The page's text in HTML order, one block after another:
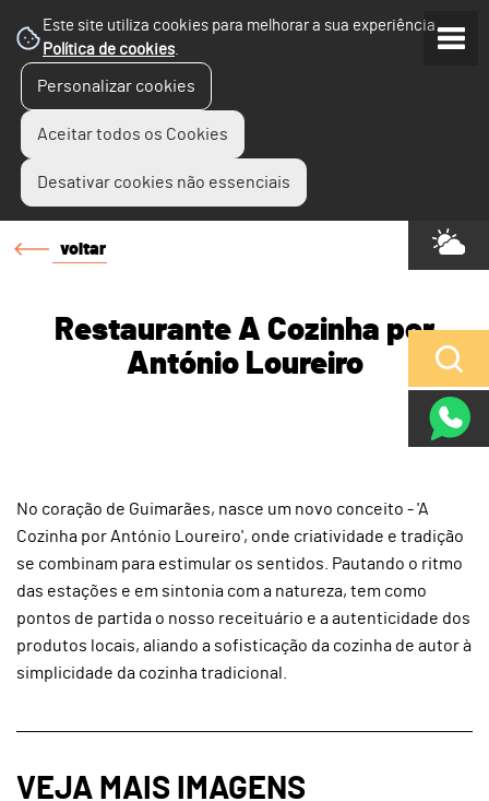
Este site utiliza cookies para melhorar a sua experiência.
Política de cookies.
Personalizar cookies
Aceitar todos os Cookies
Desativar cookies não essenciais
voltar
Restaurante A Cozinha por
António Loureiro
No coração de Guimarães, nasce um novo conceito - 'A
Cozinha por António Loureiro', onde criatividade e tradição
se combinam para estimular os sentidos. Pautando o ritmo
das estações e em sintonia com a natureza, tem como
pontos de partida o nosso receituário e a autenticidade dos
produtos locais, aliando a sofisticação da cozinha de autor à
simplicidade da cozinha tradicional.